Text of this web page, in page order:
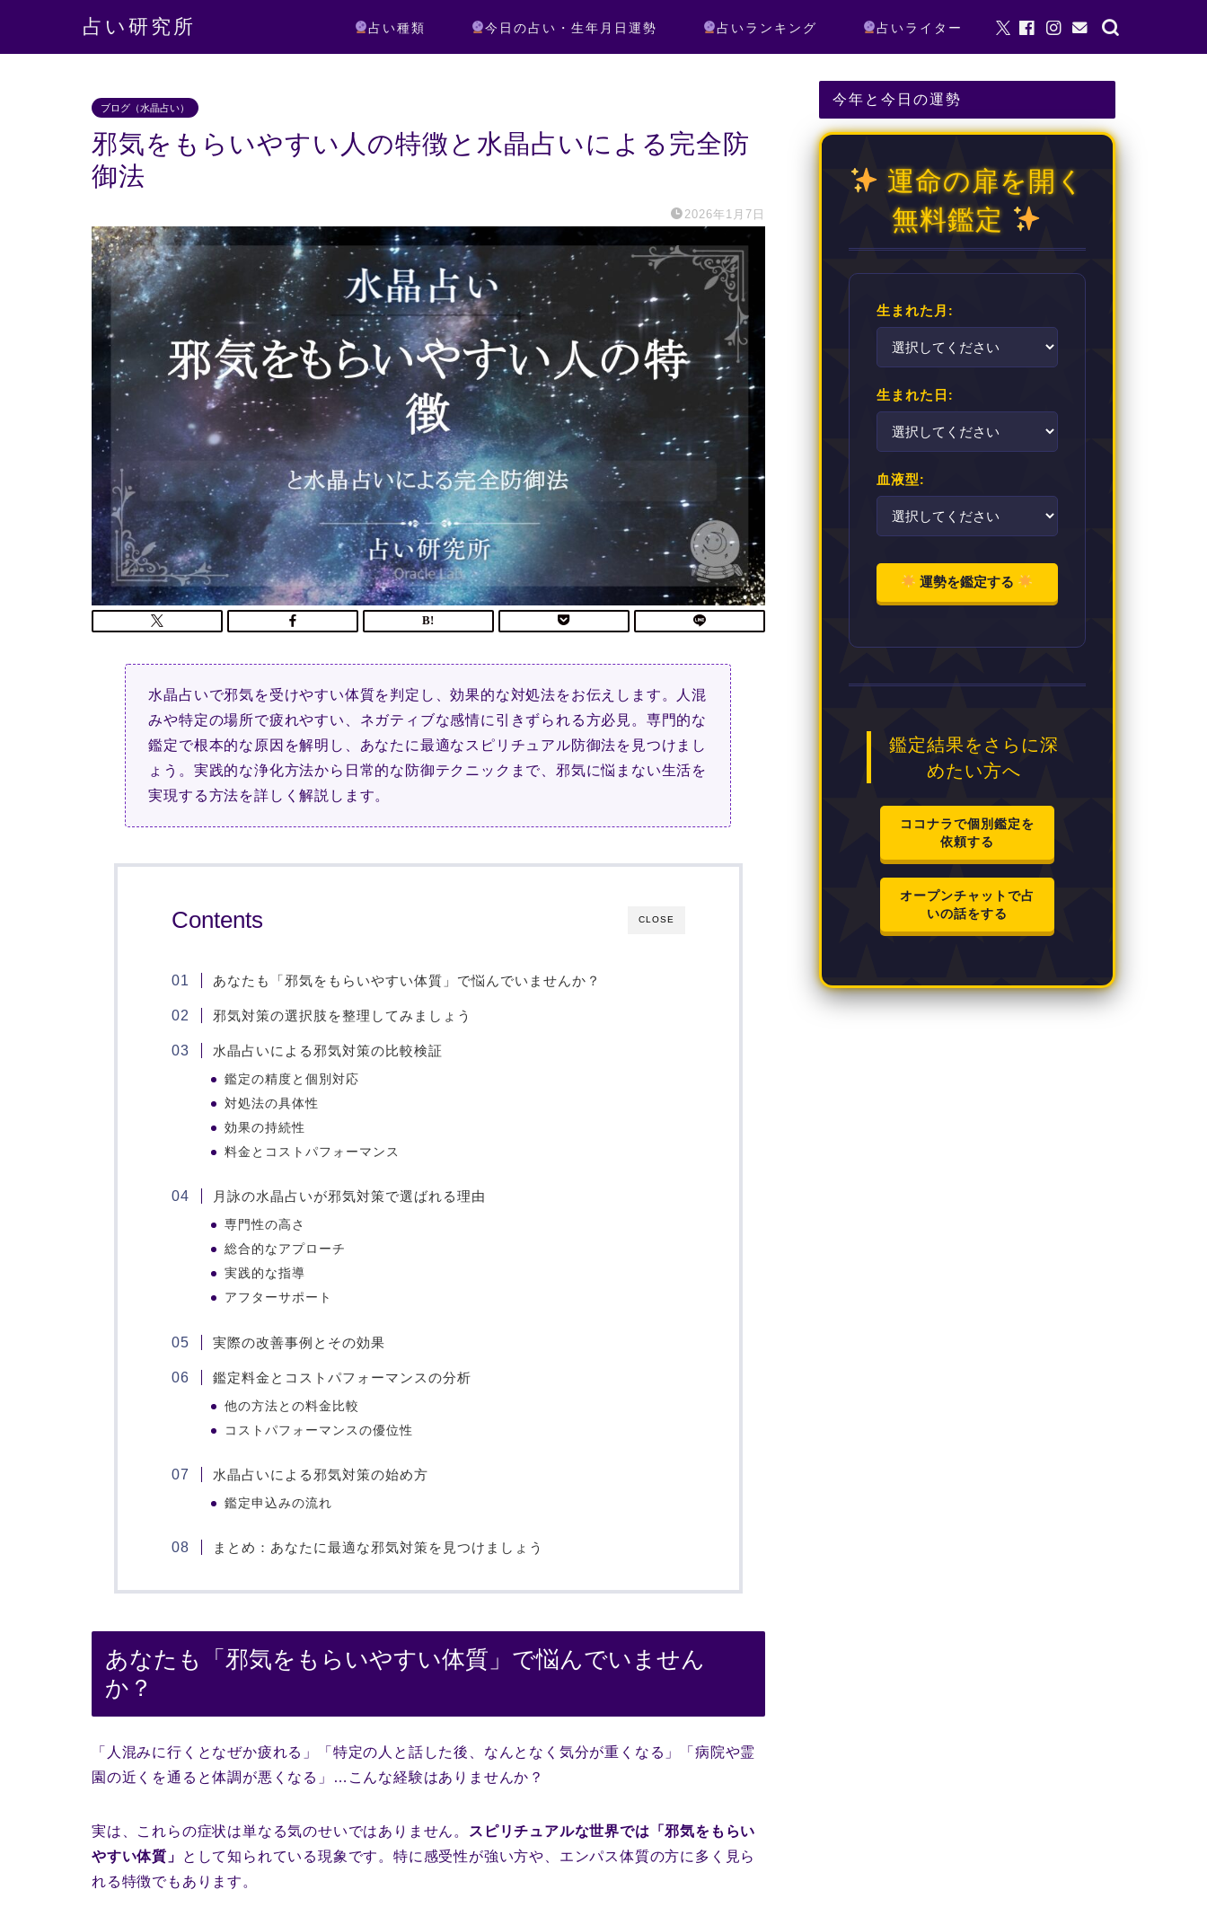
占い研究所 占い種類 今日の占い・生年月日運勢 占いランキング 占いライター
ブログ（水晶占い）
邪気をもらいやすい人の特徴と水晶占いによる完全防
御法
2026年1月7日
水晶占いで邪気を受けやすい体質を判定し、効果的な対処法をお伝えします。人混
みや特定の場所で疲れやすい、ネガティブな感情に引きずられる方必見。専門的な
鑑定で根本的な原因を解明し、あなたに最適なスピリチュアル防御法を見つけまし
ょう。実践的な浄化方法から日常的な防御テクニックまで、邪気に悩まない生活を
実現する方法を詳しく解説します。
CLOSE
Contents
あなたも「邪気をもらいやすい体質」で悩んでいませんか？
邪気対策の選択肢を整理してみましょう
水晶占いによる邪気対策の比較検証
鑑定の精度と個別対応
対処法の具体性
効果の持続性
料金とコストパフォーマンス
月詠の水晶占いが邪気対策で選ばれる理由
専門性の高さ
総合的なアプローチ
実践的な指導
アフターサポート
実際の改善事例とその効果
鑑定料金とコストパフォーマンスの分析
他の方法との料金比較
コストパフォーマンスの優位性
水晶占いによる邪気対策の始め方
鑑定申込みの流れ
まとめ：あなたに最適な邪気対策を見つけましょう
あなたも「邪気をもらいやすい体質」で悩んでいません
か？
「人混みに行くとなぜか疲れる」「特定の人と話した後、なんとなく気分が重くなる」「病院や霊
園の近くを通ると体調が悪くなる」…こんな経験はありませんか？
実は、これらの症状は単なる気のせいではありません。
スピリチュアルな世界では「邪気をもらい
やすい体質」
として知られている現象です。特に感受性が強い方や、エンパス体質の方に多く見ら
れる特徴でもあります。
今年と今日の運勢
運命の扉を開く
無料鑑定
生まれた月:
生まれた日:
血液型:
運勢を鑑定する
鑑定結果をさらに深
めたい方へ
ココナラで個別鑑定を
依頼する
オープンチャットで占
いの話をする